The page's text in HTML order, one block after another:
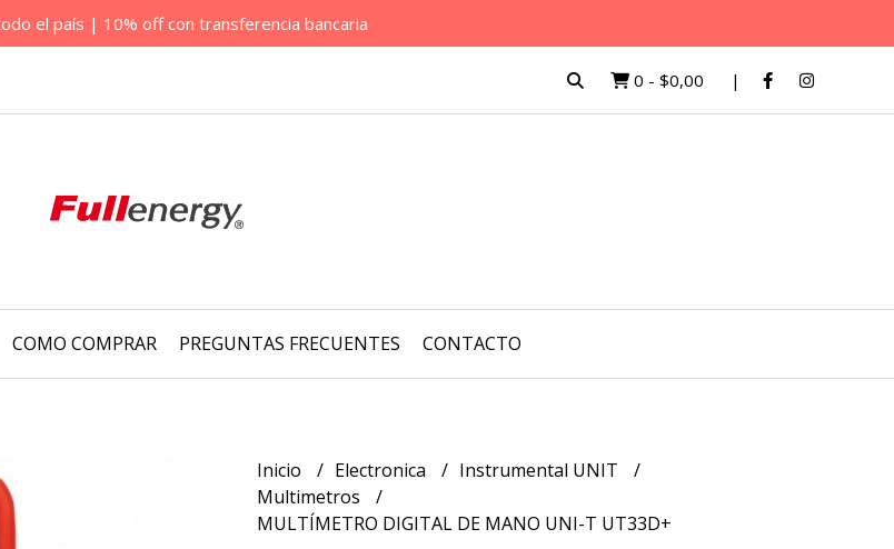
el país | 10% off con transferencia bancaria
0 - $0,00
COMO COMPRAR PREGUNTAS FRECUENTES CONTACTO
Inicio Electronica
Instrumental UNIT
Multimetros
MULTÍMETRO DIGITAL DE MANO UNI-T UT33D+